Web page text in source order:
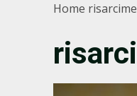
Home